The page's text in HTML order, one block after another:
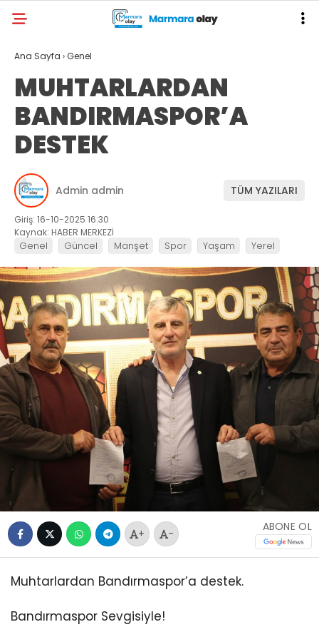
Ana Sayfa ›Genel
MUHTARLARDAN
BANDIRMASPOR’A
DESTEK
Admin admin TÜM YAZILARI
Giriş: 16-10-2025 16:30
Kaynak: HABER MERKEZİ
Genel Güncel Manşet Spor Yaşam Yerel
+ -
ABONE OL
Muhtarlardan Bandırmaspor’a destek.
Bandırmaspor Sevgisiyle!